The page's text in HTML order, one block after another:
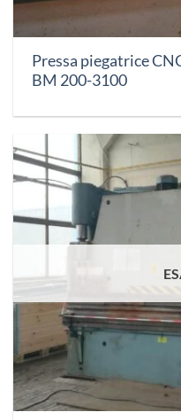
Pressa piegatrice
BM 200-3100